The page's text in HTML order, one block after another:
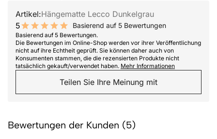
Artikel:Hängematte Lecco Dunkelgrau
5
10 out of 10 stars
Basierend auf 5 Bewertungen
Basierend auf 5 Bewertungen.
Die Bewertungen im Online-Shop werden vor ihrer Veröffentlichung
nicht auf ihre Echtheit geprüft. Sie können daher auch von
Konsumenten stammen, die die rezensierten Produkte nicht
tatsächlich gekauft/verwendet haben. Mehr Informationen
Teilen Sie Ihre Meinung mit
Bewertungen der Kunden (5)